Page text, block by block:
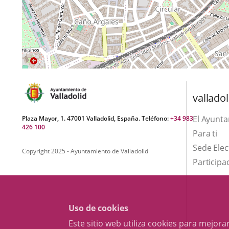
Uso de cookies
Este sitio web utiliza cookies para
Plaza Mayor, 1. 47001 Valladolid, España. Teléfono:+34 983
426 100
Copyright 2025 - Ayuntamiento de Valladolid
El
Para ti
Sede